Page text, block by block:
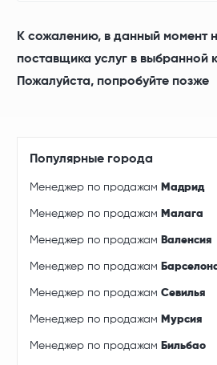
К сожалению, в данный момент
поставщика услуг в выбранной
Пожалуйста, попробуйте позже
Популярные города
Менеджер по продажам Мадрид
Менеджер по продажам Малага
Менеджер по продажам Валенсия
Менеджер по продажам
Менеджер по продажамСевилья
Менеджер по продажам Мурсия
Менеджер по продажам Бильбао